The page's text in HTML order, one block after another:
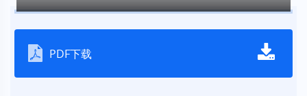
PDF下载